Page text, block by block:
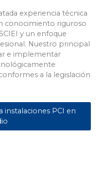
experiencia técnica
conocimiento riguroso
y un enfoque
Nuestro principal
e implementar
a la legislación
instalaciones PCI en